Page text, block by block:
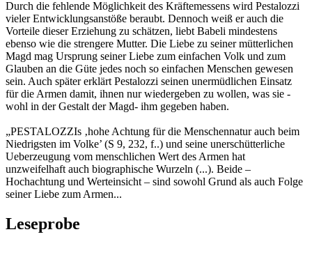
Durch die fehlende Möglichkeit des Kräftemessens wird Pestalozzi
vieler Entwicklungsanstöße beraubt. Dennoch weiß er auch die
Vorteile dieser Erziehung zu schätzen, liebt Babeli mindestens
ebenso wie die strengere Mutter. Die Liebe zu seiner mütterlichen
Magd mag Ursprung seiner Liebe zum einfachen Volk und zum
Glauben an die Güte jedes noch so einfachen Menschen gewesen
sein. Auch später erklärt Pestalozzi seinen unermüdlichen Einsatz
für die Armen damit, ihnen nur wiedergeben zu wollen, was sie -
wohl in der Gestalt der Magd- ihm gegeben haben.
„PESTALOZZIs ‚hohe Achtung für die Menschennatur auch beim
Niedrigsten im Volke’ (S 9, 232, f..) und seine unerschütterliche
Ueberzeugung vom menschlichen Wert des Armen hat
unzweifelhaft auch biographische Wurzeln (...). Beide –
Hochachtung und Werteinsicht – sind sowohl Grund als auch Folge
seiner Liebe zum Armen...
Leseprobe